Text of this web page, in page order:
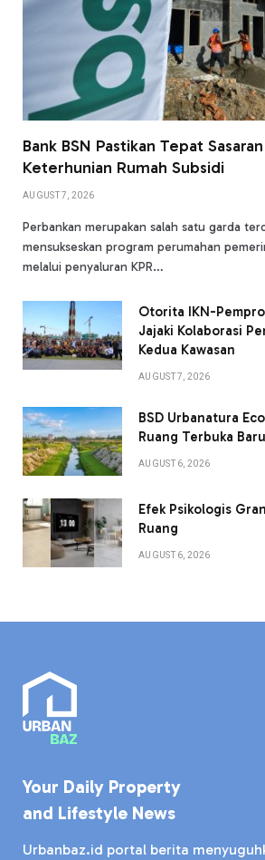
Bank BSN Pastikan Tepat
Keterhunian Rumah Subsidi
AUGUST 7, 2026
Perbankan merupakan salah satu garda
mensukseskan program perumahan
melalui penyaluran KPR…
Otorita IKN-
Jajaki Kolaborasi
Kedua Kawasan
AUGUST 7, 2026
BSD Urbanatura
Ruang Terbuka
AUGUST 6, 2026
Efek Psikologis
Ruang
AUGUST 6, 2026
Your Daily Property
and Lifestyle News
Urbanbaz.id portal berita